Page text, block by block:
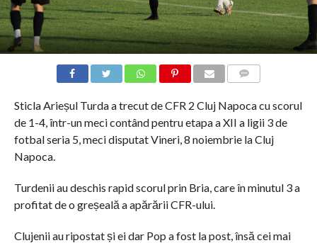
Sticla Arieșul Turda a trecut de CFR 2 Cluj Napoca cu scorul
de 1-4, într-un meci contând pentru etapa a XII a ligii 3 de
fotbal seria 5, meci disputat Vineri, 8 noiembrie la Cluj
Napoca.
Turdenii au deschis rapid scorul prin Bria, care în minutul 3 a
profitat de o greșeală a apărării CFR-ului.
Clujenii au ripostat și ei dar Pop a fost la post, însă cei mai